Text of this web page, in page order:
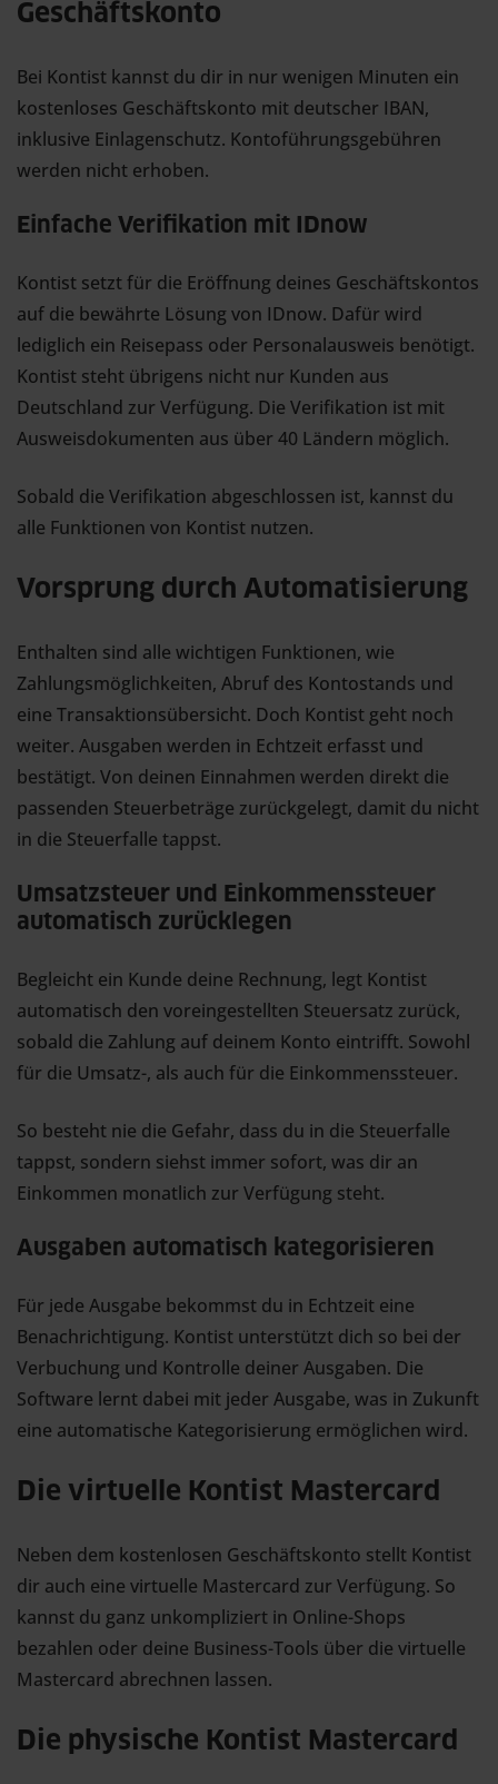
Geschäftskonto
Bei Kontist kannst du dir in nur wenigen Minuten ein
kostenloses Geschäftskonto mit deutscher IBAN,
inklusive Einlagenschutz. Kontoführungsgebühren
werden nicht erhoben.
Einfache Verifikation mit IDnow
Kontist setzt für die Eröffnung deines Geschäftskontos
auf die bewährte Lösung von IDnow. Dafür wird
lediglich ein Reisepass oder Personalausweis benötigt.
Kontist steht übrigens nicht nur Kunden aus
Deutschland zur Verfügung. Die Verifikation ist mit
Ausweisdokumenten aus über 40 Ländern möglich.
Sobald die Verifikation abgeschlossen ist, kannst du
alle Funktionen von Kontist nutzen.
Vorsprung durch Automatisierung
Enthalten sind alle wichtigen Funktionen, wie
Zahlungsmöglichkeiten, Abruf des Kontostands und
eine Transaktionsübersicht. Doch Kontist geht noch
weiter. Ausgaben werden in Echtzeit erfasst und
bestätigt. Von deinen Einnahmen werden direkt die
passenden Steuerbeträge zurückgelegt, damit du nicht
in die Steuerfalle tappst.
Umsatzsteuer und Einkommenssteuer
automatisch zurücklegen
Begleicht ein Kunde deine Rechnung, legt Kontist
automatisch den voreingestellten Steuersatz zurück,
sobald die Zahlung auf deinem Konto eintrifft. Sowohl
für die Umsatz-, als auch für die Einkommenssteuer.
So besteht nie die Gefahr, dass du in die Steuerfalle
tappst, sondern siehst immer sofort, was dir an
Einkommen monatlich zur Verfügung steht.
Ausgaben automatisch kategorisieren
Für jede Ausgabe bekommst du in Echtzeit eine
Benachrichtigung. Kontist unterstützt dich so bei der
Verbuchung und Kontrolle deiner Ausgaben. Die
Software lernt dabei mit jeder Ausgabe, was in Zukunft
eine automatische Kategorisierung ermöglichen wird.
Die virtuelle Kontist Mastercard
Neben dem kostenlosen Geschäftskonto stellt Kontist
dir auch eine virtuelle Mastercard zur Verfügung. So
kannst du ganz unkompliziert in Online-Shops
bezahlen oder deine Business-Tools über die virtuelle
Mastercard abrechnen lassen.
Die physische Kontist Mastercard